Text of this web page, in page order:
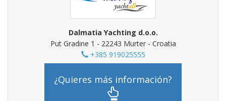
Dalmatia Yachting d.o.o.
Put Gradine 1 - 22243 Murter - Croatia
+385 919025555
¿Quieres más información?